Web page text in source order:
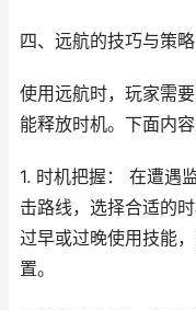
四、远航的技巧与策略
使用远航时，玩家需
能释放时机。下面内
1. 时机把握： 在遭遇
击路线，选择合适的
过早或过晚使用技能
置。